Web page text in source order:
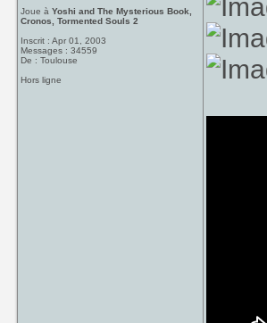
Joue àYoshi and The Mysterious Book,
Cronos, Tormented Souls 2
Inscrit : Apr 01, 2003
Messages : 34559
De : Toulouse
Hors ligne